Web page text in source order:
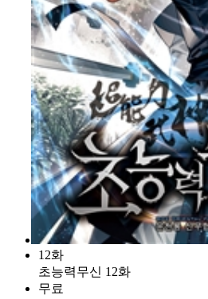
12화
초능력무신 12화
무료